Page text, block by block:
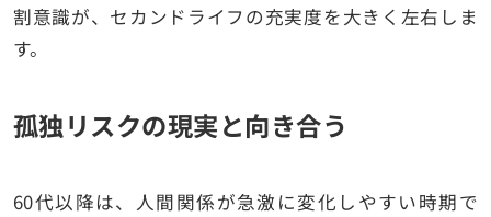
割意識が、セカンドライフの充実度を大きく左右しま
す。
孤独リスクの現実と向き合う
60代以降は、人間関係が急激に変化しやすい時期で